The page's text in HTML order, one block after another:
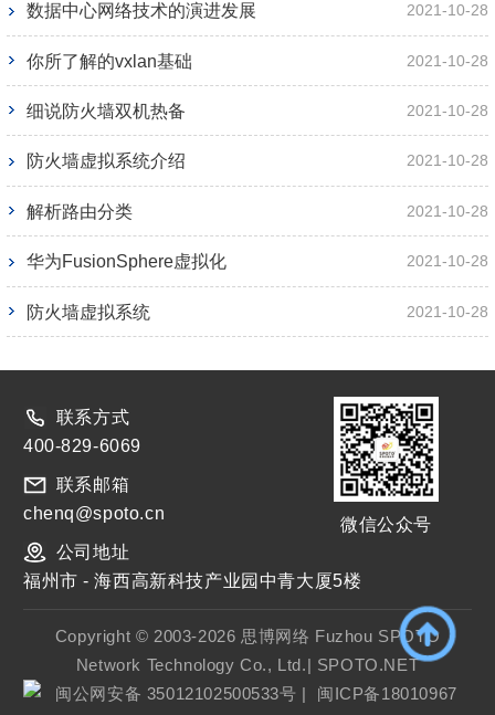
数据中心网络技术的演进发展 2021-10-28
你所了解的vxlan基础 2021-10-28
细说防火墙双机热备 2021-10-28
防火墙虚拟系统介绍 2021-10-28
解析路由分类 2021-10-28
华为FusionSphere虚拟化 2021-10-28
防火墙虚拟系统 2021-10-28
联系方式
400-829-6069
联系邮箱
chenq@spoto.cn
公司地址
微信公众号
福州市 - 海西高新科技产业园中青大厦5楼
Copyright © 2003-2026 思博网络 Fuzhou SPOTO
Network Technology Co., Ltd.| SPOTO.NET
闽公网安备 35012102500533号
闽ICP备18010967